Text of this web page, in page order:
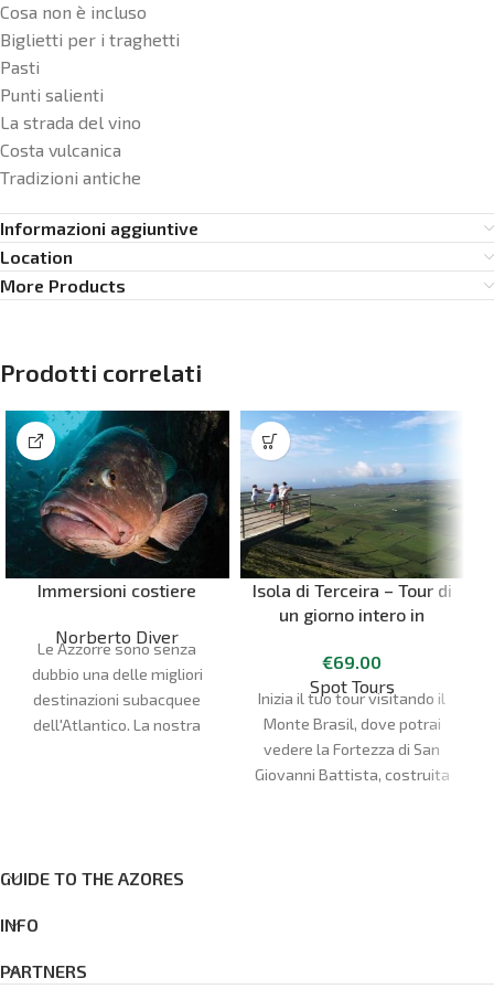
Cosa non è incluso
Biglietti per i traghetti
Pasti
Punti salienti
La strada del vino
Costa vulcanica
Tradizioni antiche
Informazioni aggiuntive
Location
More Products
Prodotti correlati
Immersioni costiere
Norberto Diver
Le Azzorre sono senza
dubbio una delle migliori
destinazioni subacquee
dell'Atlantico. La nostra
di esperienza, con più di 20
Isola di Terceira – Tour di
un giorno intero in
€69.00
Spot Tours
Inizia il tuo tour visitando il
Monte Brasil, dove potrai
vedere la Fortezza di San
Giovanni Battista, costruita
GUIDE TO THE AZORES
INFO
PARTNERS